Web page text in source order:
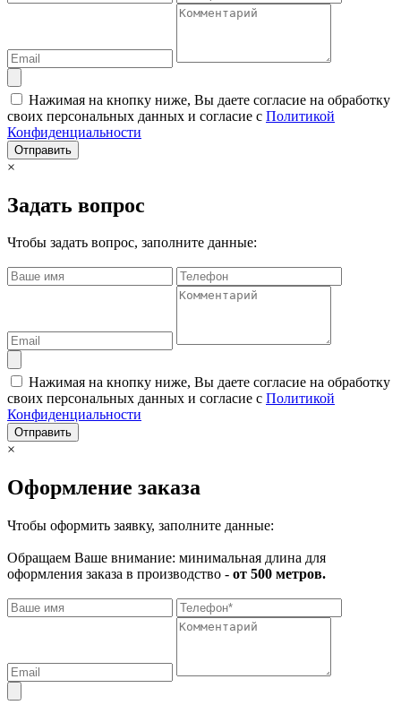
Нажимая на кнопку ниже, Вы даете согласие на обработку
своих персональных данных и согласие с Политикой
Конфиденциальности
Отправить
×
Задать вопрос
Чтобы задать вопрос, заполните данные:
Нажимая на кнопку ниже, Вы даете согласие на обработку
своих персональных данных и согласие с Политикой
Конфиденциальности
Отправить
×
Оформление заказа
Чтобы оформить заявку, заполните данные:
Обращаем Ваше внимание: минимальная длина для
оформления заказа в производство - от 500 метров.